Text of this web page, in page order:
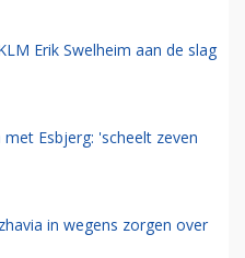
Erik Swelheim aan de slag
Esbjerg: 'scheelt zeven
in wegens zorgen over